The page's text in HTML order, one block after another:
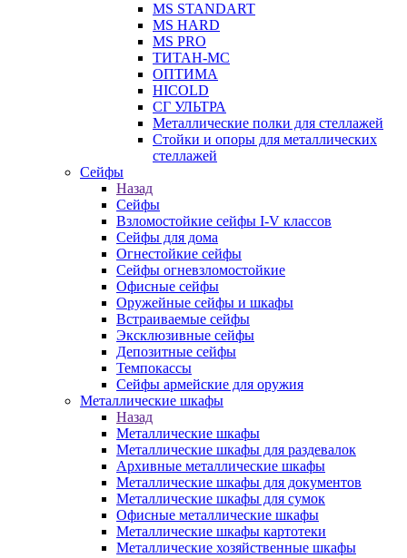
MS STANDART
MS HARD
MS PRO
ТИТАН-МС
ОПТИМА
HICOLD
СГ УЛЬТРА
Металлические полки для стеллажей
Стойки и опоры для металлических
стеллажей
Сейфы
Назад
Сейфы
Взломостойкие сейфы I-V классов
Сейфы для дома
Огнестойкие сейфы
Сейфы огневзломостойкие
Офисные сейфы
Оружейные сейфы и шкафы
Встраиваемые сейфы
Эксклюзивные сейфы
Депозитные сейфы
Темпокассы
Сейфы армейские для оружия
Металлические шкафы
Назад
Металлические шкафы
Металлические шкафы для раздевалок
Архивные металлические шкафы
Металлические шкафы для документов
Металлические шкафы для сумок
Офисные металлические шкафы
Металлические шкафы картотеки
Металлические хозяйственные шкафы